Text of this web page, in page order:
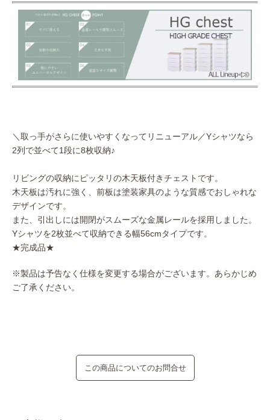
＼取っ手がさらに使いやすくなってリニューアル／Yシャツなら
2列で並べて1段に8枚収納♪
リビングの収納にピッタリの木天板付きチェストです。
木天板は汚れに強く、前板は塗装家具のような質感でおしゃれな
デザインです。
また、引出しには開閉がスムーズな金属レールを採用しました。
Yシャツを2枚並べて収納できる幅56cmタイプです。
★完成品★
※製品は予告なく仕様を変更する場合がございます。あらかじめ
ご了承ください。
この商品についてのお問合せ